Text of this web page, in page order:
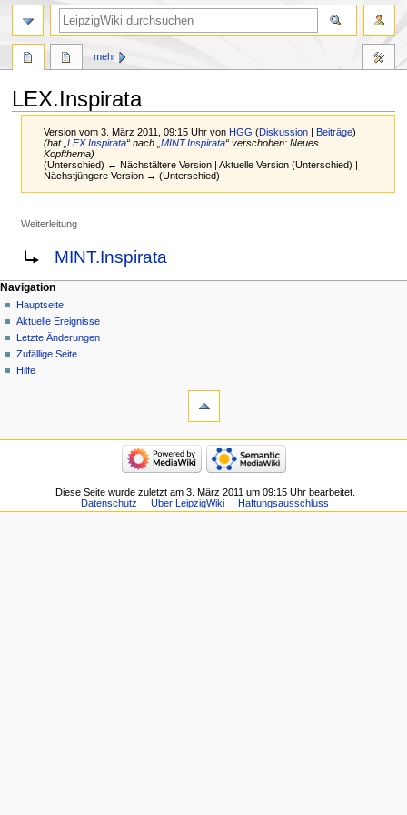
LEX.Inspirata
Version vom 3. März 2011, 09:15 Uhr vonHGG (Diskussion |Beiträge)
(hat „LEX.Inspirata“ nach „MINT.Inspirata“ verschoben: Neues
Kopfthema)
(Unterschied) ← Nächstältere Version | Aktuelle Version (Unterschied) |
Nächstjüngere Version → (Unterschied)
Weiterleitung
Zur
Navigation
springen
Zur
Suche
springen
Weiterleitung nach:
MINT.Inspirata
mehr
Navigation
Hauptseite
Aktuelle Ereignisse
Letzte Änderungen
Zufällige Seite
Hilfe
Diese Seite wurde zuletzt am 3. März 2011 um 09:15 Uhr bearbeitet.
Datenschutz
Über LeipzigWiki Haftungsausschluss